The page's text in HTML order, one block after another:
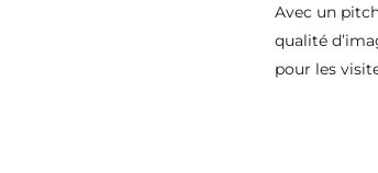
Avec un
qualité
pour les